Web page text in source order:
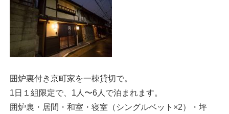
囲炉裏付き京町家を一棟貸切で。
1日１組限定で、1人〜6人で泊まれます。
囲炉裏・居間・和室・寝室（シングルベット×2）・坪